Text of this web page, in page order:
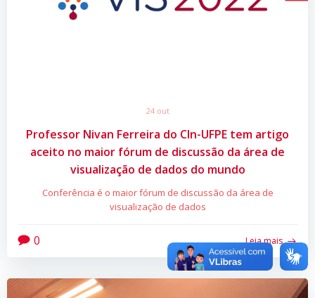
24 out
Professor Nivan Ferreira do CIn-UFPE tem artigo
aceito no maior fórum de discussão da área de
visualização de dados do mundo
Conferência é o maior fórum de discussão da área de
visualização de dados
0 Leia mais